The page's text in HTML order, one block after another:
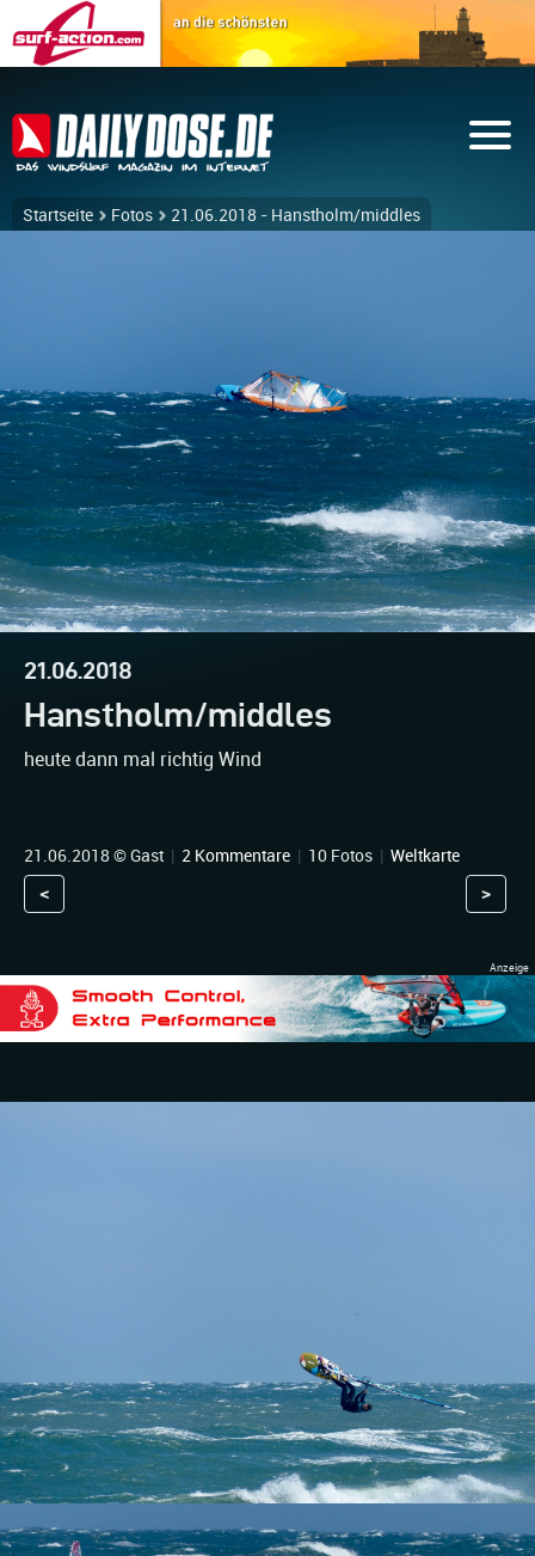
Startseite Fotos 21.06.2018 - Hanstholm/middles
21.06.2018
Hanstholm/middles
heute dann mal richtig Wind
21.06.2018 © Gast | 2 Kommentare | 10 Fotos | Weltkarte
< >